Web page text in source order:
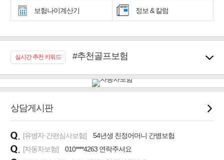
보험나이계산기 정보 & 칼럼
실시간 추천 키워드
#추천골프보험
#우리집 화재, 도난대비
#노후대비 연금재테크!
#임플란트, 치아치료보장
#바뀌기전에 4세대 가입
상담게시판
[유병자·간편심사보험]
54년생 친정어머니 간병보험
[자동차보험]
010****4263 연락주셔요